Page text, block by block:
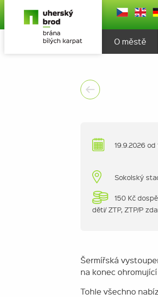
O městě
19.9.2026 od
Sokolský
150 Kč
děti/ ZTP, ZTP/P
Šermířská
na konec
Tohle všechno